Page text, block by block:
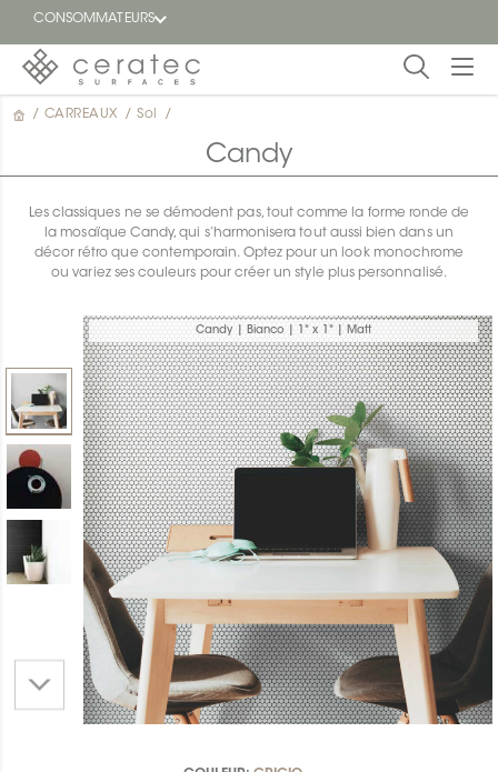
CONSOMMATEURS
En
Trouver
un
/ CARREAUX / Sol /
Candy
Les classiques ne se démodent pas, tout comme la forme ronde de
la mosaïque Candy, qui s’harmonisera tout aussi bien dans un
décor rétro que contemporain. Optez pour un look monochrome
ou variez ses couleurs pour créer un style plus personnalisé.
Candy | Bianco | 1" x 1" | Matt